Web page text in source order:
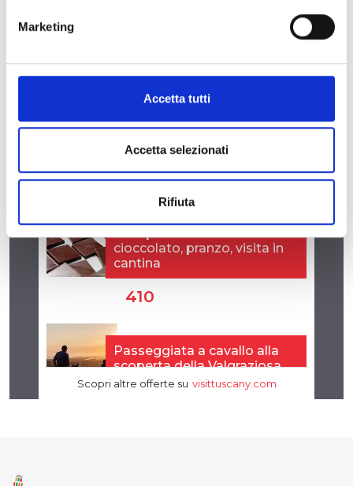
Marketing
Accetta tutti
Accetta selezionati
Rifiuta